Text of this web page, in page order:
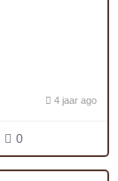
4 jaar ago
0